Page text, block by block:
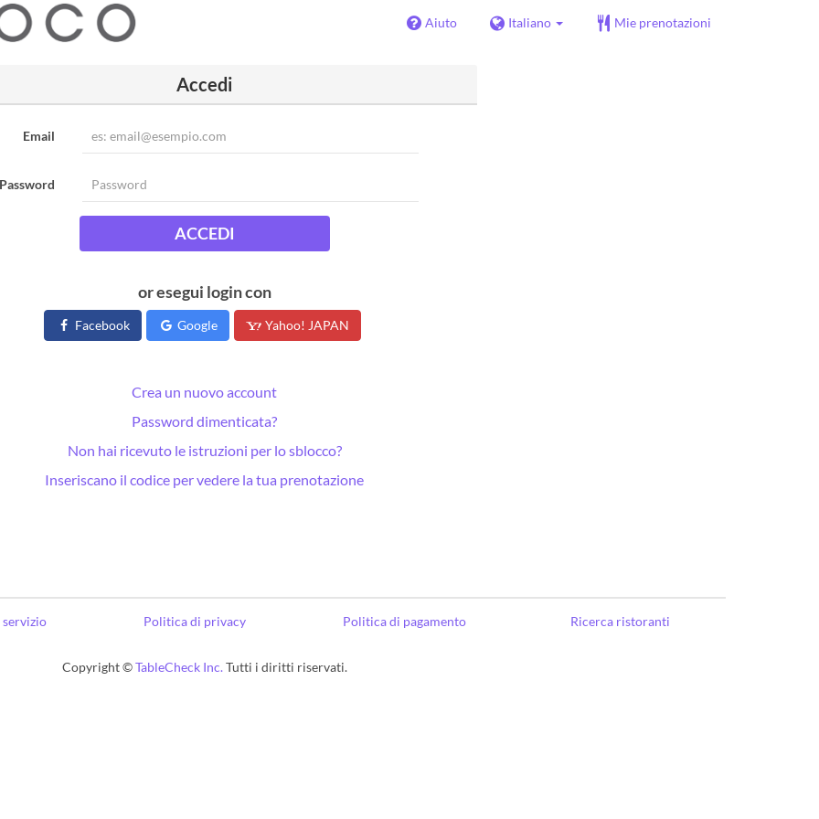
Aiuto Italiano Mie prenotazioni
Accedi
Email
Password
ACCEDI
or esegui login con
Facebook Google Yahoo! JAPAN
Crea un nuovo account
Password dimenticata?
Non hai ricevuto le istruzioni per lo sblocco?
Inseriscano il codice per vedere la tua prenotazione
Politica di privacy Politica di pagamento Ricerca ristoranti
Copyright ©TableCheck Inc.Tutti i diritti riservati.